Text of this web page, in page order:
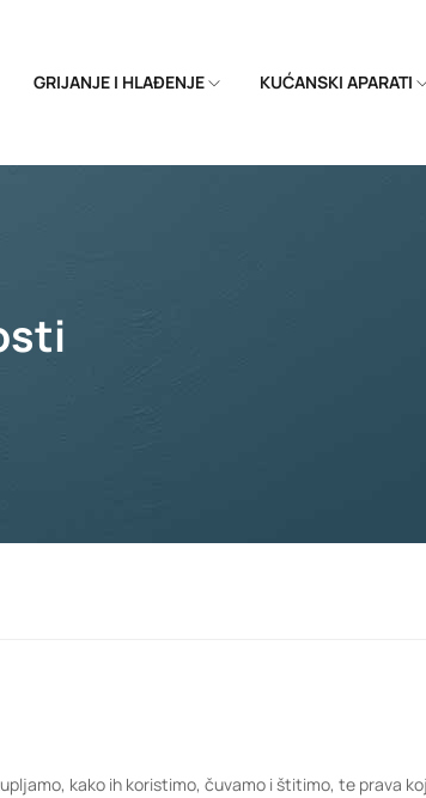
GRIJANJE I HLAĐENJE KUĆANSKI APARATI
kako ih koristimo, čuvamo i štitimo, te prava